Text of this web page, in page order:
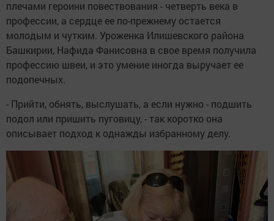
плечами героини повествования - четверть века в
профессии, а сердце ее по-прежнему остается
молодым и чутким. Уроженка Илишевского района
Башкирии, Нафида Фанисовна в свое время получила
профессию швеи, и это умение иногда выручает ее
подопечных.
- Прийти, обнять, выслушать, а если нужно - подшить
подол или пришить пуговицу, - так коротко она
описывает подход к однажды избранному делу.